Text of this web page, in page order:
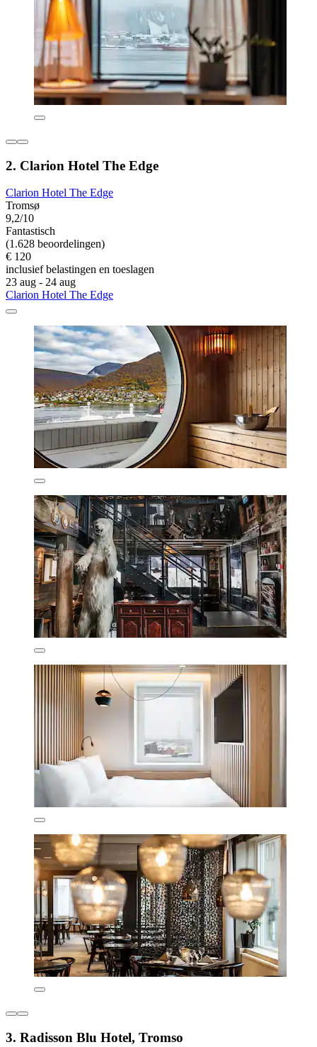
2. Clarion Hotel The Edge
Clarion Hotel The Edge
Tromsø
9,2/10
Fantastisch
(1.628 beoordelingen)
€ 120
inclusief belastingen en toeslagen
23 aug - 24 aug
Clarion Hotel The Edge
3. Radisson Blu Hotel, Tromso